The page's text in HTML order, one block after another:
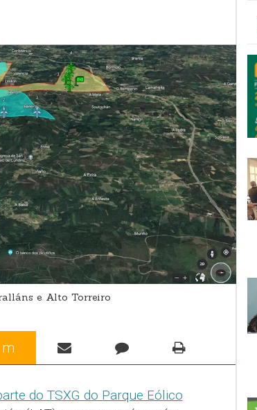
e Alto Torreiro
m
do TSXG do Parque Eólico